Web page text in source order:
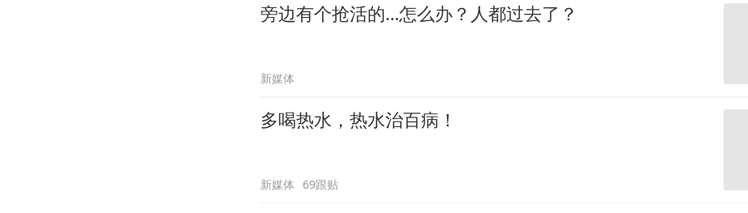
旁边有个抢活的…怎么办？人都过去了？
新媒体
多喝热水，热水治百病！
新媒体 69跟贴